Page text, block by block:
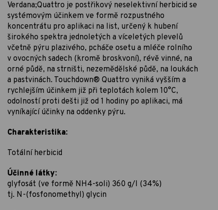
Verdana;Quattro je postřikový neselektivní herbicid se
systémovým účinkem ve formě rozpustného
koncentrátu pro aplikaci na list, určený k hubení
širokého spektra jednoletých a víceletých plevelů
včetně pýru plazivého, pcháče osetu a mléče rolního
v ovocných sadech (kromě broskvoní), révě vinné, na
orné půdě, na strništi, nezemědělské půdě, na loukách
a pastvinách. Touchdown® Quattro vyniká vyšším a
rychlejším účinkem již při teplotách kolem 10°C,
odolností proti dešti již od 1 hodiny po aplikaci, má
vyníkající účinky na oddenky pýru.
Charakteristika:
Totální herbicid
Účinné látky:
glyfosát (ve formě NH4-soli) 360 g/l (34%)
tj. N-(fosfonomethyl) gly­cin